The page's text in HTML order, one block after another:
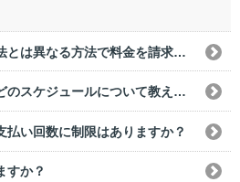
予約時に選択した支払方法とは異なる方法で料金を請求される場合がありますか？
料金の確定日・請求日などのスケジュールについて教えてください。
払い回数に制限はありますか？
すか？